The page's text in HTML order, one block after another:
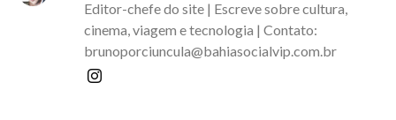
Editor-chefe do site | Escreve sobre cultura,
cinema, viagem e tecnologia | Contato:
brunoporciuncula@bahiasocialvip.com.br